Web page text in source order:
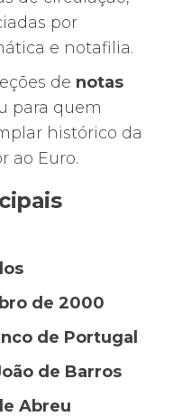
por
e notafilia.
de notas
para quem
histórico da
ao Euro.
de 2000
de Portugal
de Barros
Abreu